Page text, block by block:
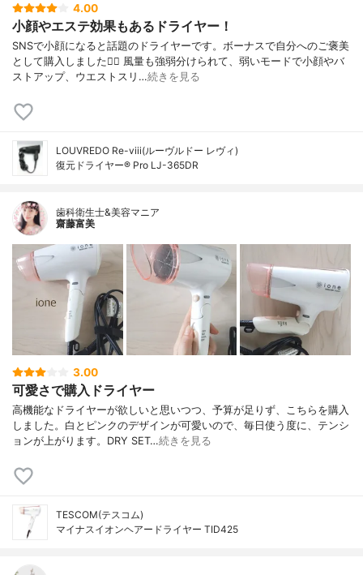
4.00
小顔やエステ効果もあるドライヤー！
SNSで小顔になると話題のドライヤーです。ボーナスで自分へのご褒美
として購入しました💇‍♀️ 風量も強弱分けられて、弱いモードで小顔やバ
ストアップ、ウエストスリ…続きを見る
LOUVREDO Re-viii(ルーヴルドー レヴィ)
復元ドライヤー® Pro LJ-365DR
歯科衛生士&美容マニア
齋藤富美
3.00
可愛さで購入ドライヤー
高機能なドライヤーが欲しいと思いつつ、予算が足りず、こちらを購入
しました。白とピンクのデザインが可愛いので、毎日使う度に、テンシ
ョンが上がります。DRY SET…続きを見る
TESCOM(テスコム)
マイナスイオンヘアードライヤー TID425